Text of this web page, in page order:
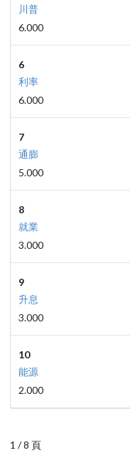
川普
6.000
6
利率
6.000
7
通膨
5.000
8
就業
3.000
9
升息
3.000
10
能源
2.000
1 / 8 頁